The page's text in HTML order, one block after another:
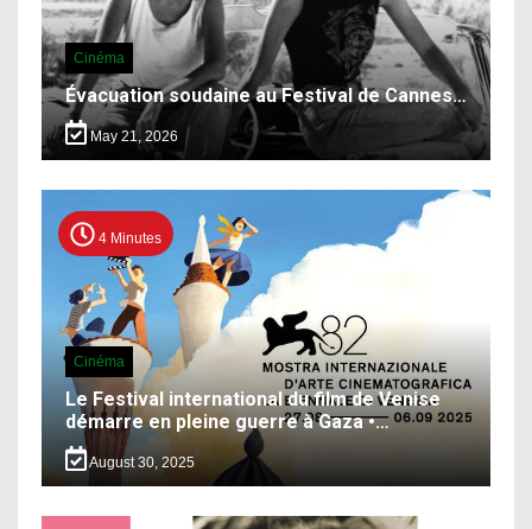
Cinéma
Évacuation soudaine au Festival de Cannes…
May 21, 2026
4 Minutes
Cinéma
Le Festival international du film de Venise
démarre en pleine guerre à Gaza •…
August 30, 2025